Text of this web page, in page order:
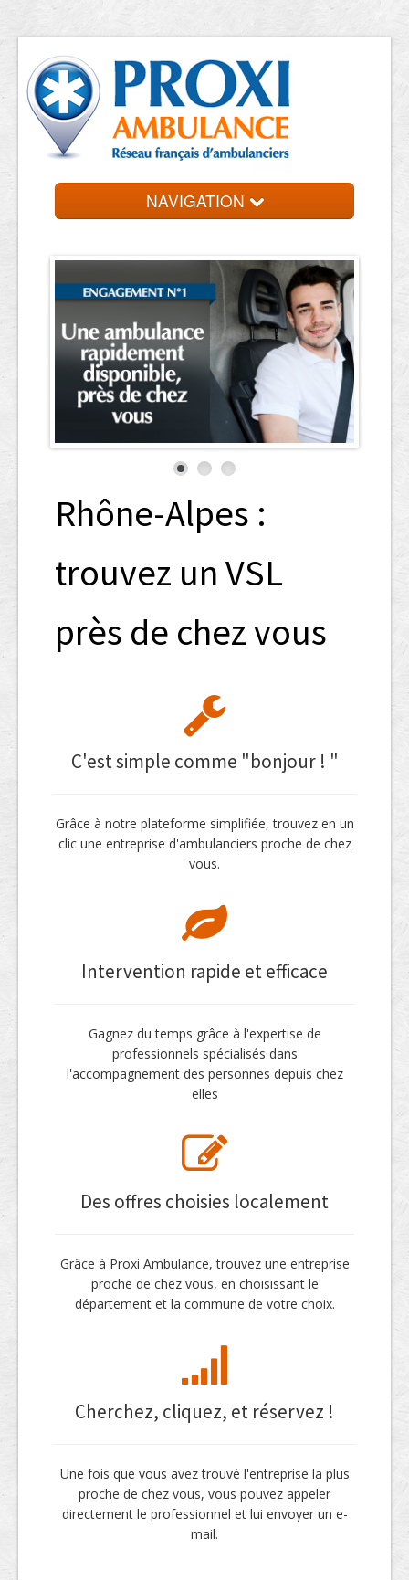
NAVIGATION
Rhône-Alpes :
trouvez un VSL
près de chez vous
C'est simple comme "bonjour ! "
Grâce à notre plateforme simplifiée, trouvez en un
clic une entreprise d'ambulanciers proche de chez
vous.
Intervention rapide et efficace
Gagnez du temps grâce à l'expertise de
professionnels spécialisés dans
l'accompagnement des personnes depuis chez
elles
Des offres choisies localement
Grâce à Proxi Ambulance, trouvez une entreprise
proche de chez vous, en choisissant le
département et la commune de votre choix.
Cherchez, cliquez, et réservez !
Une fois que vous avez trouvé l'entreprise la plus
proche de chez vous, vous pouvez appeler
directement le professionnel et lui envoyer un e-
mail.